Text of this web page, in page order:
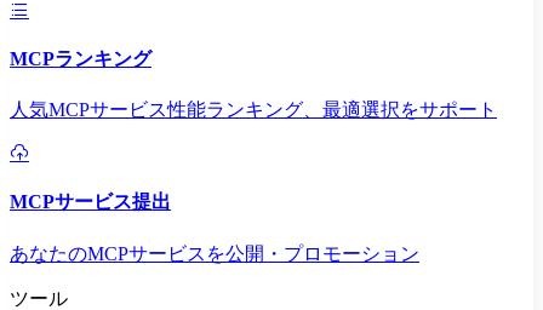
MCPランキング
人気MCPサービス性能ランキング、最適選択をサポート
MCPサービス提出
あなたのMCPサービスを公開・プロモーション
ツール